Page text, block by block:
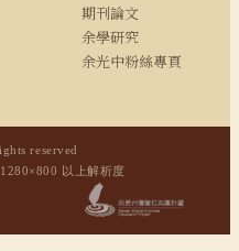
期刊論文
余學研究
余光中粉絲專頁
reserved
以上解析度